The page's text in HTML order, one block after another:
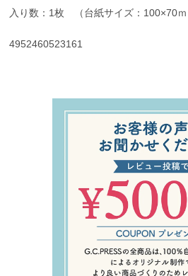
入り数：1枚 （台紙サイズ：100×70ｍ
4952460523161